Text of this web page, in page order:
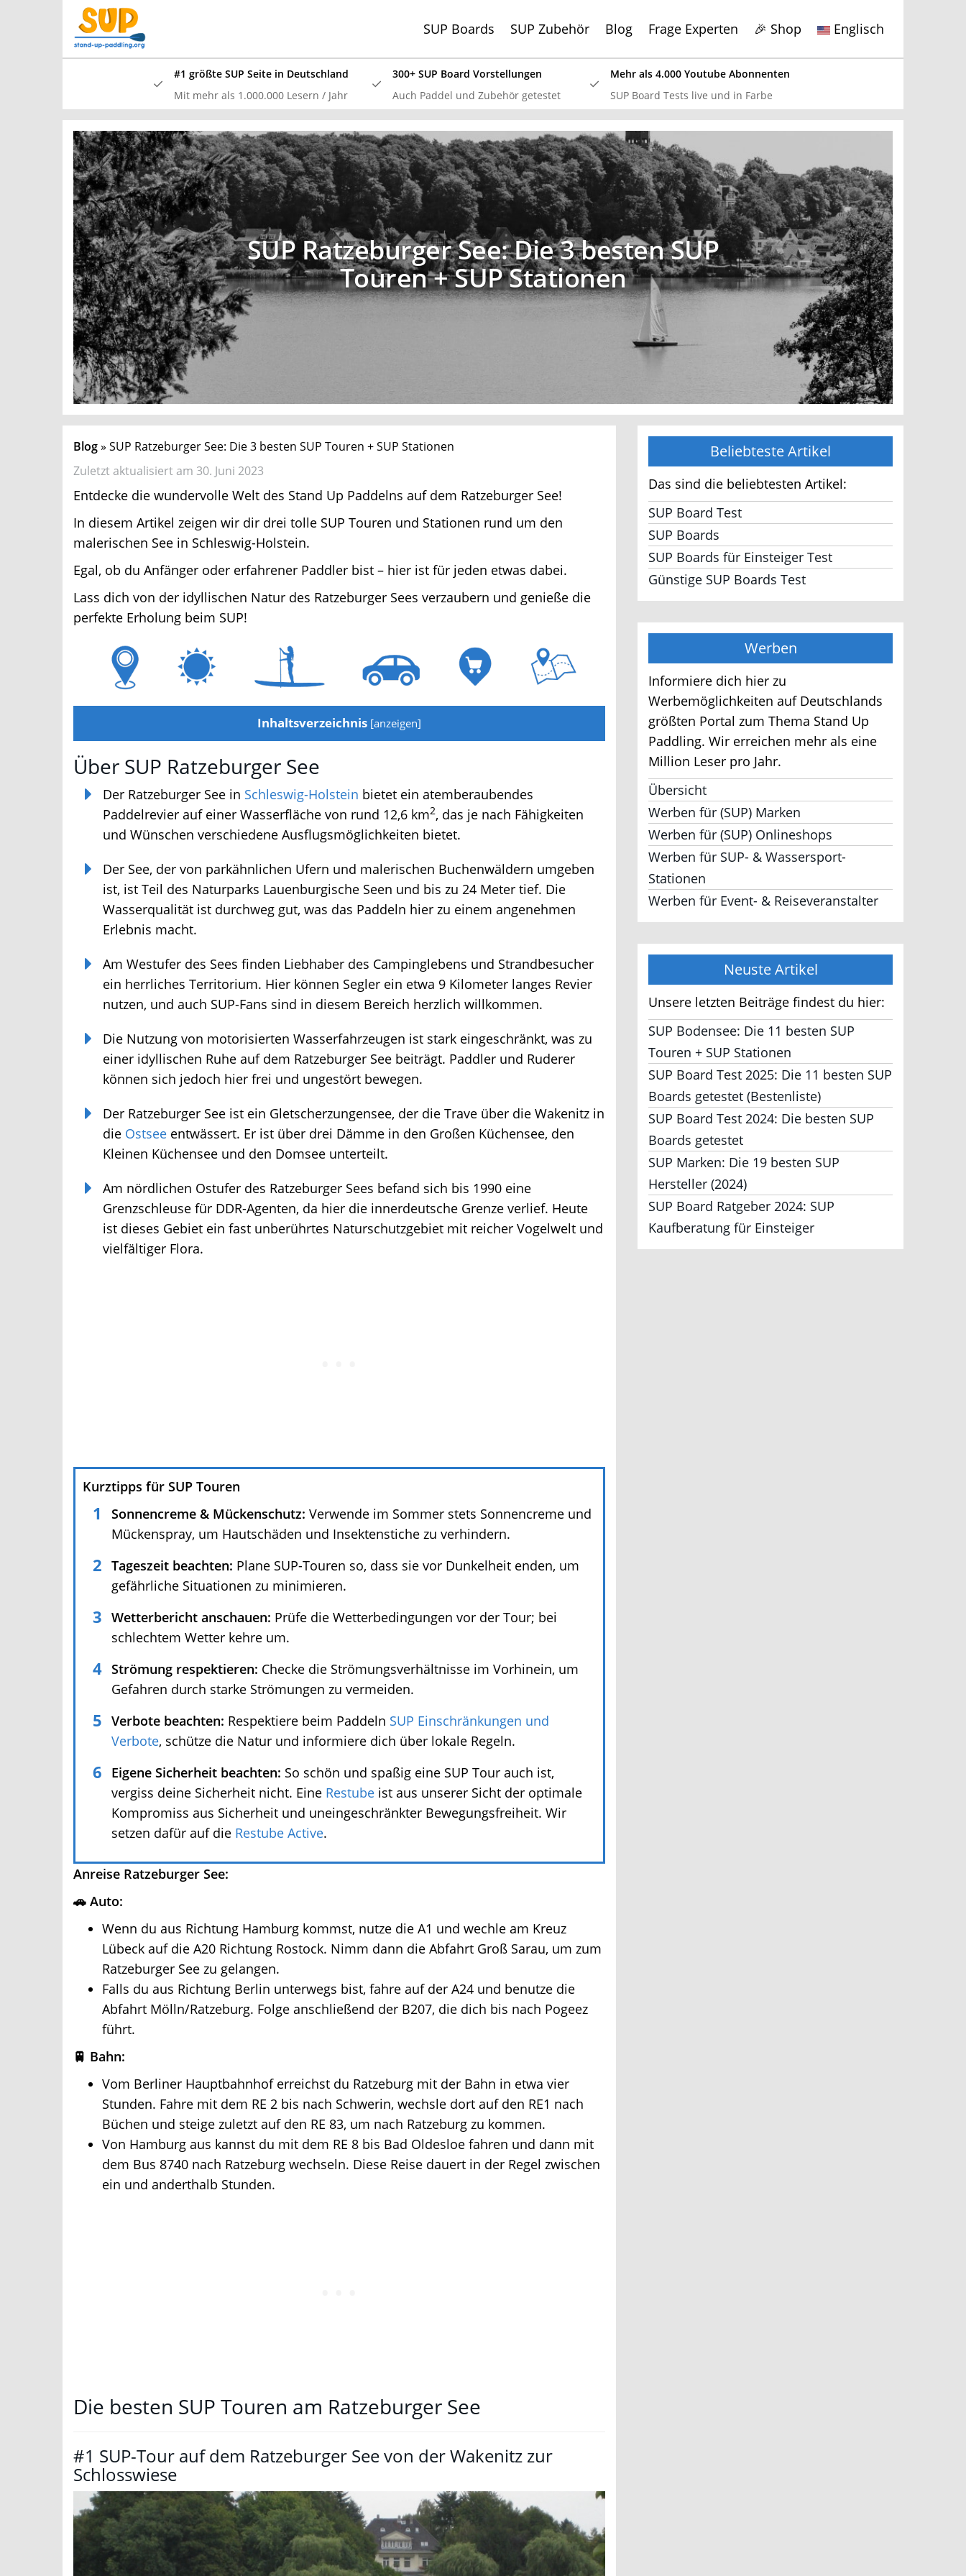
SUP Boards SUP Zubehör Blog Frage Experten 🎉 Shop Englisch
#1 größte SUP Seite in Deutschland
Mit mehr als 1.000.000 Lesern / Jahr
300+ SUP Board Vorstellungen
Auch Paddel und Zubehör getestet
Mehr als 4.000 Youtube Abonnenten
SUP Board Tests live und in Farbe
SUP Ratzeburger See: Die 3 besten SUP
Touren + SUP Stationen
Blog
SUP Ratzeburger See: Die 3 besten SUP Touren + SUP Stationen
Zuletzt aktualisiert am 30. Juni 2023
Entdecke die wundervolle Welt des Stand Up Paddelns auf dem Ratzeburger See!
In diesem Artikel zeigen wir dir drei tolle SUP Touren und Stationen rund um den
malerischen See in Schleswig-Holstein.
Egal, ob du Anfänger oder erfahrener Paddler bist – hier ist für jeden etwas dabei.
Lass dich von der idyllischen Natur des Ratzeburger Sees verzaubern und genieße die
perfekte Erholung beim SUP!
Inhaltsverzeichnis[ anzeigen]
Über SUP Ratzeburger See
Der Ratzeburger See inSchleswig-Holsteinbietet ein atemberaubendes
Paddelrevier auf einer Wasserfläche von rund 12,6 km2, das je nach Fähigkeiten
und Wünschen verschiedene Ausflugsmöglichkeiten bietet.
Der See, der von parkähnlichen Ufern und malerischen Buchenwäldern umgeben
ist, ist Teil des Naturparks Lauenburgische Seen und bis zu 24 Meter tief. Die
Wasserqualität ist durchweg gut, was das Paddeln hier zu einem angenehmen
Erlebnis macht.
Am Westufer des Sees finden Liebhaber des Campinglebens und Strandbesucher
ein herrliches Territorium. Hier können Segler ein etwa 9 Kilometer langes Revier
nutzen, und auch SUP-Fans sind in diesem Bereich herzlich willkommen.
Die Nutzung von motorisierten Wasserfahrzeugen ist stark eingeschränkt, was zu
einer idyllischen Ruhe auf dem Ratzeburger See beiträgt. Paddler und Ruderer
können sich jedoch hier frei und ungestört bewegen.
Der Ratzeburger See ist ein Gletscherzungensee, der die Trave über die Wakenitz in
dieOstseeentwässert. Er ist über drei Dämme in den Großen Küchensee, den
Kleinen Küchensee und den Domsee unterteilt.
Am nördlichen Ostufer des Ratzeburger Sees befand sich bis 1990 eine
Grenzschleuse für DDR-Agenten, da hier die innerdeutsche Grenze verlief. Heute
ist dieses Gebiet ein fast unberührtes Naturschutzgebiet mit reicher Vogelwelt und
vielfältiger Flora.
Kurztipps für SUP Touren
Sonnencreme & Mückenschutz:Verwende im Sommer stets Sonnencreme und
Mückenspray, um Hautschäden und Insektenstiche zu verhindern.
Tageszeit beachten:Plane SUP-Touren so, dass sie vor Dunkelheit enden, um
gefährliche Situationen zu minimieren.
Wetterbericht anschauen:Prüfe die Wetterbedingungen vor der Tour; bei
schlechtem Wetter kehre um.
Strömung respektieren:Checke die Strömungsverhältnisse im Vorhinein, um
Gefahren durch starke Strömungen zu vermeiden.
Verbote beachten:Respektiere beim PaddelnSUP Einschränkungen und
Verbote, schütze die Natur und informiere dich über lokale Regeln.
Eigene Sicherheit beachten:So schön und spaßig eine SUP Tour auch ist,
vergiss deine Sicherheit nicht. EineRestubeist aus unserer Sicht der optimale
Kompromiss aus Sicherheit und uneingeschränkter Bewegungsfreiheit. Wir
setzen dafür auf dieRestube Active.
Anreise Ratzeburger See:
🚗 Auto:
Wenn du aus Richtung Hamburg kommst, nutze die A1 und wechle am Kreuz
Lübeck auf die A20 Richtung Rostock. Nimm dann die Abfahrt Groß Sarau, um zum
Ratzeburger See zu gelangen.
Falls du aus Richtung Berlin unterwegs bist, fahre auf der A24 und benutze die
Abfahrt Mölln/Ratzeburg. Folge anschließend der B207, die dich bis nach Pogeez
führt.
🚆 Bahn:
Vom Berliner Hauptbahnhof erreichst du Ratzeburg mit der Bahn in etwa vier
Stunden. Fahre mit dem RE 2 bis nach Schwerin, wechsle dort auf den RE1 nach
Büchen und steige zuletzt auf den RE 83, um nach Ratzeburg zu kommen.
Von Hamburg aus kannst du mit dem RE 8 bis Bad Oldesloe fahren und dann mit
dem Bus 8740 nach Ratzeburg wechseln. Diese Reise dauert in der Regel zwischen
ein und anderthalb Stunden.
Die besten SUP Touren am Ratzeburger See
#1 SUP-Tour auf dem Ratzeburger See von der Wakenitz zur
Schlosswiese
Beliebteste Artikel
Das sind die beliebtesten Artikel:
SUP Board Test
SUP Boards
SUP Boards für Einsteiger Test
Günstige SUP Boards Test
Werben
Informiere dich hier zu
Werbemöglichkeiten auf Deutschlands
größten Portal zum Thema Stand Up
Paddling. Wir erreichen mehr als eine
Million Leser pro Jahr.
Übersicht
Werben für (SUP) Marken
Werben für (SUP) Onlineshops
Werben für SUP- & Wassersport-
Stationen
Werben für Event- & Reiseveranstalter
Neuste Artikel
Unsere letzten Beiträge findest du hier:
SUP Bodensee: Die 11 besten SUP
Touren + SUP Stationen
SUP Board Test 2025: Die 11 besten SUP
Boards getestet (Bestenliste)
SUP Board Test 2024: Die besten SUP
Boards getestet
SUP Marken: Die 19 besten SUP
Hersteller (2024)
SUP Board Ratgeber 2024: SUP
Kaufberatung für Einsteiger
SSV: Große Bluefin Sonderangebote
In unserem SUP Board Test 2024 haben wir alle aktuellen Bluefin Boards getestet
und waren überzeugt! Aktuell gib es wieder großeBluefin Sonderangebote hier.
Jetzt Bluefin Angebote ansehen
x